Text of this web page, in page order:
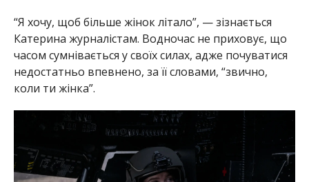
“Я хочу, щоб більше жінок літало”, — зізнається
Катерина журналістам. Водночас не приховує, що
часом сумнівається у своїх силах, адже почуватися
недостатньо впевнено, за її словами, “звично,
коли ти жінка”.